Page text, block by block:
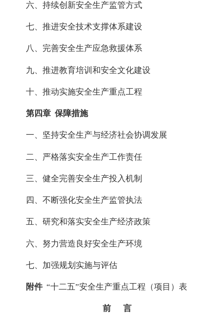
六、持续创新安全生产监管方式
七、推进安全技术支撑体系建设
八、完善安全生产应急救援体系
九、推进教育培训和安全文化建设
十、推动实施安全生产重点工程
第四章 保障措施
一、坚持安全生产与经济社会协调发展
二、严格落实安全生产工作责任
三、健全完善安全生产投入机制
四、不断强化安全生产监管执法
五、研究和落实安全生产经济政策
六、努力营造良好安全生产环境
七、加强规划实施与评估
附件 “十二五”安全生产重点工程（项目）表
前 言